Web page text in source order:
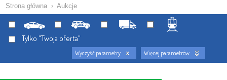
Strona główna › Aukcje
Tylko "Twoja oferta"
Wyczyść parametry Więcej parametrów